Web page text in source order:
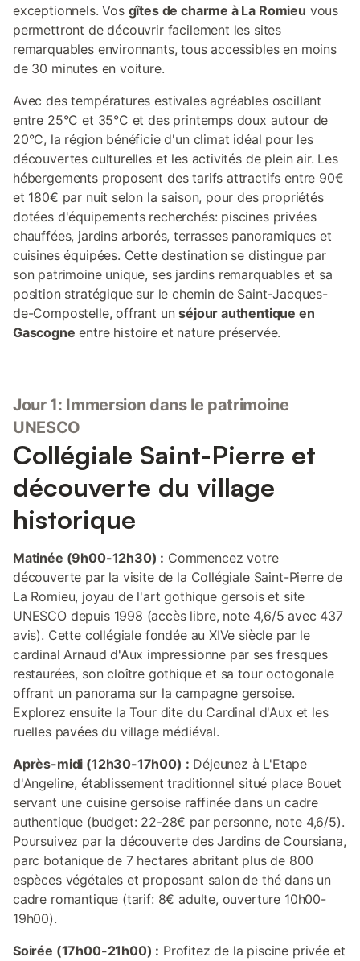
exceptionnels. Vos gîtes de charme à La Romieu vous
permettront de découvrir facilement les sites
remarquables environnants, tous accessibles en moins
de 30 minutes en voiture.
Avec des températures estivales agréables oscillant
entre 25°C et 35°C et des printemps doux autour de
20°C, la région bénéficie d'un climat idéal pour les
découvertes culturelles et les activités de plein air. Les
hébergements proposent des tarifs attractifs entre 90€
et 180€ par nuit selon la saison, pour des propriétés
dotées d'équipements recherchés: piscines privées
chauffées, jardins arborés, terrasses panoramiques et
cuisines équipées. Cette destination se distingue par
son patrimoine unique, ses jardins remarquables et sa
position stratégique sur le chemin de Saint-Jacques-
de-Compostelle, offrant unséjour authentique en
Gascogne entre histoire et nature préservée.
Jour 1: Immersion dans le patrimoine
UNESCO
Collégiale Saint-Pierre et
découverte du village
historique
Matinée (9h00-12h30) : Commencez votre
découverte par la visite de la Collégiale Saint-Pierre de
La Romieu, joyau de l'art gothique gersois et site
UNESCO depuis 1998 (accès libre, note 4,6/5 avec 437
avis). Cette collégiale fondée au XIVe siècle par le
cardinal Arnaud d'Aux impressionne par ses fresques
restaurées, son cloître gothique et sa tour octogonale
offrant un panorama sur la campagne gersoise.
Explorez ensuite la Tour dite du Cardinal d'Aux et les
ruelles pavées du village médiéval.
Après-midi (12h30-17h00) : Déjeunez à L'Etape
d'Angeline, établissement traditionnel situé place Bouet
servant une cuisine gersoise raffinée dans un cadre
authentique (budget: 22-28€ par personne, note 4,6/5).
Poursuivez par la découverte des Jardins de Coursiana,
parc botanique de 7 hectares abritant plus de 800
espèces végétales et proposant salon de thé dans un
cadre romantique (tarif: 8€ adulte, ouverture 10h00-
19h00).
Soirée (17h00-21h00) : Profitez de la piscine privée et